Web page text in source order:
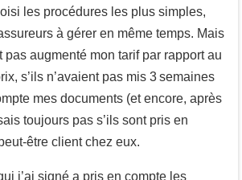
les procédures les plus simples,
à gérer en même temps. Mais
pas augmenté mon tarif par rapport au
s’ils n’avaient pas mis 3 semaines
mes documents (et encore, après
toujours pas s’ils sont pris en
être client chez eux.
j’ai signé a pris en compte les